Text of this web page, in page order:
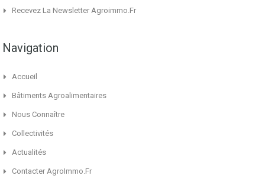
Recevez La Newsletter Agroimmo.fr
Navigation
Accueil
Bâtiments Agroalimentaires
Nous Connaître
Collectivités
Actualités
Contacter AgroImmo.fr